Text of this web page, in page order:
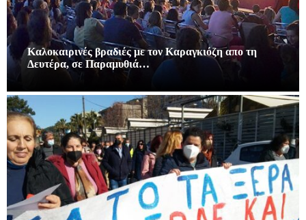
Καλοκαιρινές βραδιές με τον Καραγκιόζη απο τη
Δευτέρα, σε Παραμυθιά…